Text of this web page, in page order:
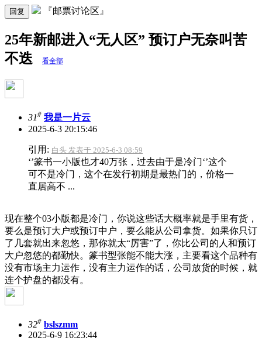
回复 『邮票讨论区』
25年新邮进入“无人区” 预订户无奈叫苦
不迭
看全部
31# 我是一片云
2025-6-3 20:15:46
引用: 白头 发表于 2025-6-3 08:59
‘’篆书一小版也才40万张，过去由于是冷门‘’这个
可不是冷门，这个在发行初期是最热门的，价格一
直居高不 ...
现在整个03小版都是冷门，你说这些话大概率就是手里有货，
要么是预订大户或预订中户，要么能从公司拿货。如果你只订
了几套就出来忽悠，那你就太“厉害”了，你比公司的人和预订
大户忽悠的都勤快。篆书型张能不能大涨，主要看这个品种有
没有市场主力运作，没有主力运作的话，公司放货的时候，就
连个护盘的都没有。
32# bslszmm
2025-6-9 16:23:44